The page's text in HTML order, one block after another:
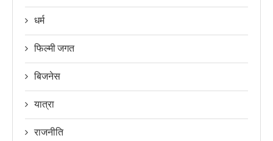
धर्म
फिल्मी जगत
बिजनेस
यात्रा
राजनीति